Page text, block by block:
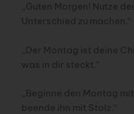
„Guten Morgen! Nutze
Unterschied zu machen.“
„Der Montag ist deine
was in dir steckt.“
„Beginne den Montag
beende ihn mit Stolz.“